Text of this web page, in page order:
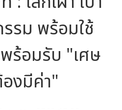
รม พร้อมใช้
ร้อมรับ "เศษ
งมีค่า"